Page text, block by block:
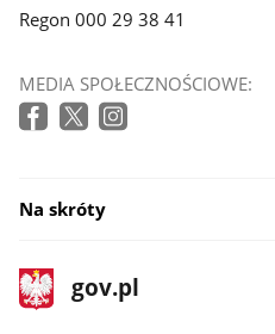
Regon 000 29 38 41
MEDIA SPOŁECZNOŚCIOWE:
Na skróty
stopka
gov.pl
Strona
gov.pl